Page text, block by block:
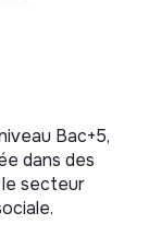
dans
des
35
et renforce
politiques
Bac+5,
dans des
secteur